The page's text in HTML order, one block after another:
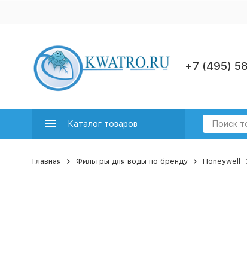
+7 (495)
Каталог товаров
Главная Фильтры для воды по бренду Honeywell